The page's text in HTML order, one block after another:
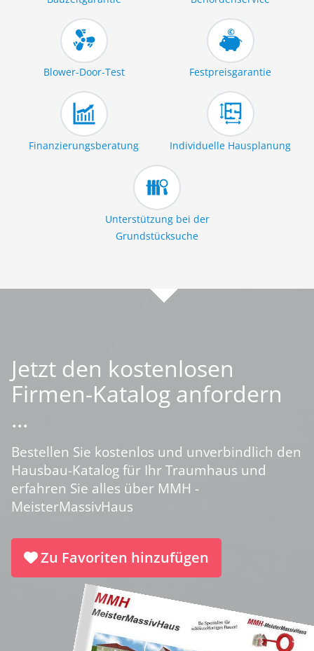
Blower-Door-Test Festpreisgarantie
Finanzierungsberatung Individuelle Hausplanung
Unterstützung bei der
Grundstücksuche
Jetzt den kostenlosen
Firmen-Katalog anfordern
...
Bestellen Sie kostenlos und unverbindlich den
Hausbau-Katalog für Ihr Traumhaus und
erfahren Sie alles über MMH -
MeisterMassivHaus
Zu Favoriten hinzufügen